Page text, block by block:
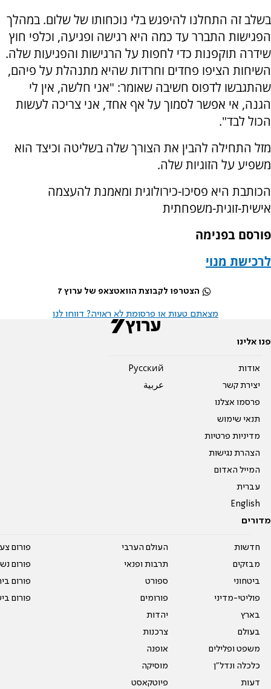
בשלב זה התחלנו להיפגש בלי נוכחותו של שלום. במהלך
הפגישות התברר עד כמה היא רגישה ופגיעה, וכלפי חוץ
שידרה תוקפנות כדי לחפות על הרגישות והפגיעות שלה.
השיחות הציפו פחדים וחרדות שהיא מתנהלת על פיהם,
שהתגבשו לדפוס חשיבה שאומר: "אני חלשה, אין לי
הגנה, אי אפשר לסמוך על אף אחד, אני צריכה לעשות
הכול לבד".
מזל התחילה להבין את הצורך שלה בשליטה וכיצד הוא
משפיע על הזוגיות שלה.
הכותבת היא פסיכו-כירולוגית ומאמנת להעצמה
אישית-זוגית-משפחתית
פורסם בפנימה
לרכישת מנוי
הצטרפו לקבוצת הוואטצאפ של ערוץ 7
מצאתם טעות או פרסומת לא ראויה? דווחו לנו
פנו אלינו
אודות
יצירת קשר
פרסמו אצלנו
תנאי שימוש
מדיניות פרטיות
הצהרת נגישות
המייל האדום
עברית
English
Pусский
عربية
מדורים
חדשות
מבזקים
ביטחוני
פוליטי-מדיני
בארץ
בעולם
משפט ופלילים
כלכלה ונדל"ן
דעות
העולם הערבי
תרבות ופנאי
ספורט
פורומים
יהדות
צרכנות
אופנה
מוסיקה
פיוטקאסט
פורום
פורום
פורום
פורום